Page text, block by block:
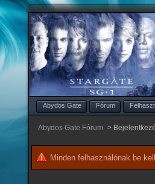
Abydos Gate Fórum
Abydos Gate Fórum >
Minden felhasználónak be